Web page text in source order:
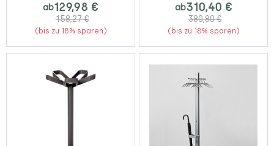
ab129,98 €
158,27 €
(bis zu 18% sparen)
ab310,40 €
380,80 €
(bis zu 18% sparen)